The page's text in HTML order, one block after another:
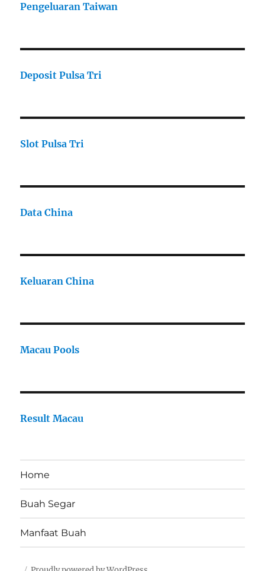
Pengeluaran Taiwan
Deposit Pulsa Tri
Slot Pulsa Tri
Data China
Keluaran China
Macau Pools
Result Macau
Home
Buah Segar
Manfaat Buah